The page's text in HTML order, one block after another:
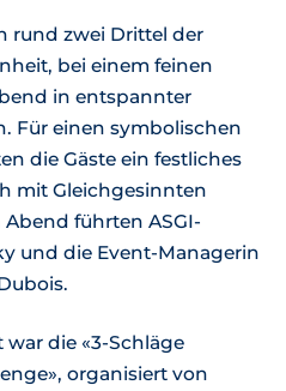
rund zwei Drittel der
bei einem feinen
in entspannter
Für einen symbolischen
die Gäste ein festliches
mit Gleichgesinnten
führten ASGI-
und die Event-Managerin
die «3-Schläge
organisiert von